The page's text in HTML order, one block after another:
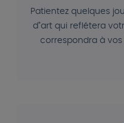
Patientez quelques
d"art qui reflétera
correspondra à